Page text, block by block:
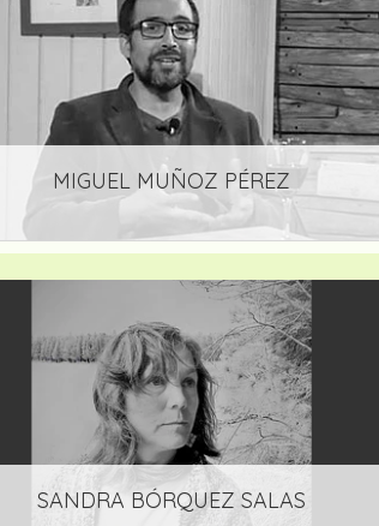
MIGUEL MUÑOZ PÉREZ
SANDRA BÓRQUEZ SALAS